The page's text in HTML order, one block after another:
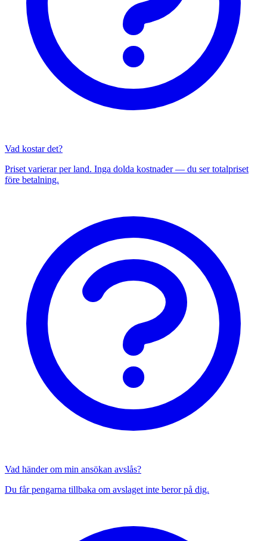
Vad kostar det?
Priset varierar per land. Inga dolda kostnader — du ser totalpriset
före betalning.
Vad händer om min ansökan avslås?
Du får pengarna tillbaka om avslaget inte beror på dig.